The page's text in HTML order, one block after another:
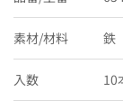
素材/材料 鉄
入数 10